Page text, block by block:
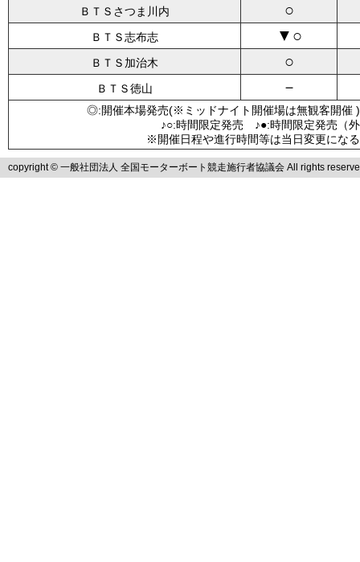
ＢＴＳさつま川内 ○
ＢＴＳ志布志 ▼○
ＢＴＳ加治木 ○
ＢＴＳ徳山 －
◎:開催本場発売(※ミッドナイト開催場は無観客
♪○:時間限定発売 ♪●:時間限定発売
※開催日程や進行時間等は当日変更にな
copyright © 一般社団法人 全国モーターボート競走施行者協議会 All rights